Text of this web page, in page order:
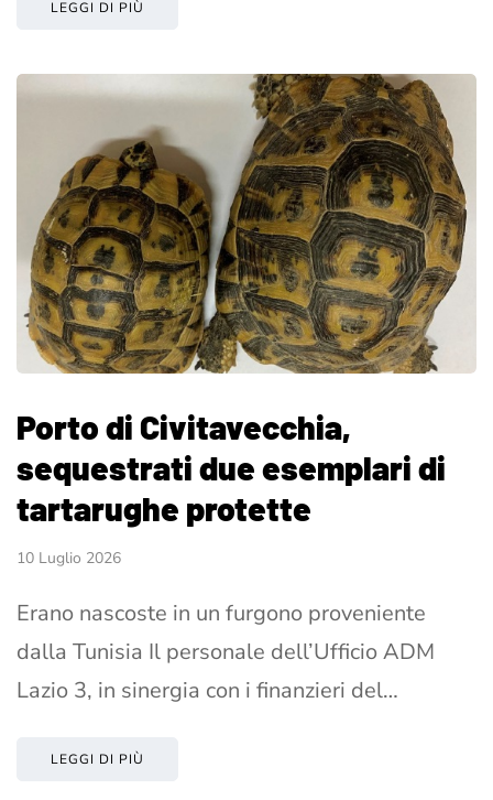
LEGGI DI PIÙ
Porto di Civitavecchia,
sequestrati due esemplari di
tartarughe protette
10 Luglio 2026
Erano nascoste in un furgono proveniente
dalla Tunisia Il personale dell’Ufficio ADM
Lazio 3, in sinergia con i finanzieri del…
LEGGI DI PIÙ